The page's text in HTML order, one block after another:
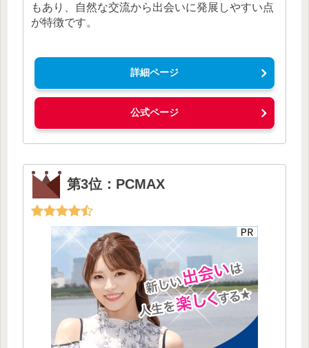
もあり、自然な交流から出会いに発展しやすい点
が特徴です。
詳細ページ
公式ページ
第3位：PCMAX